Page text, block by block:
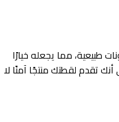
طبيعية، مما يجعله خيارًا
أنك تقدم لقطتك منتجًا آمنًا لا